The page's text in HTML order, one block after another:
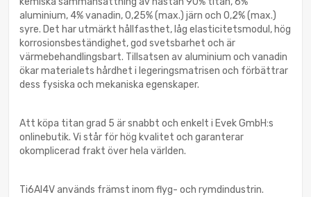
aluminium, 4% vanadin, 0,25% (max.) järn och 0,2% (max.)
syre. Det har utmärkt hållfasthet, låg elasticitetsmodul, hög
korrosionsbeständighet, god svetsbarhet och är
värmebehandlingsbart. Tillsatsen av aluminium och vanadin
ökar materialets hårdhet i legeringsmatrisen och förbättrar
dess fysiska och mekaniska egenskaper.
Att köpa titan grad 5 är snabbt och enkelt i Evek GmbH:s
onlinebutik. Vi står för hög kvalitet och garanterar
okomplicerad frakt över hela världen.
Ti6Al4V används främst inom flyg- och rymdindustrin.